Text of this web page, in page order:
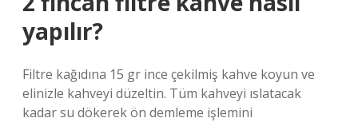
yapılır?
Filtre kağıdına 15 gr ince çekilmiş kahve koyun ve
elinizle kahveyi düzeltin. Tüm kahveyi ıslatacak
kadar su dökerek ön demleme işlemini